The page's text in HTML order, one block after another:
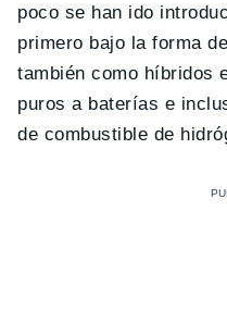
poco se han ido
primero bajo la forma
también como híbridos
puros a baterías e
de combustible de